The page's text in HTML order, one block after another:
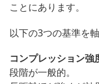
ことにあります。
以下の3つの基準を
コンプレッション強
段階が一般的。